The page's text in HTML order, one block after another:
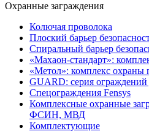
Охранные заграждения
Колючая проволока
Плоский барьер
Спиральный барьер
«Махаон-стандарт»:
«Метол»: комплекс охраны
GUARD: серия
Спецограждения Fensys
Комплексные охранные
ФСИН, МВД
Комплектующие